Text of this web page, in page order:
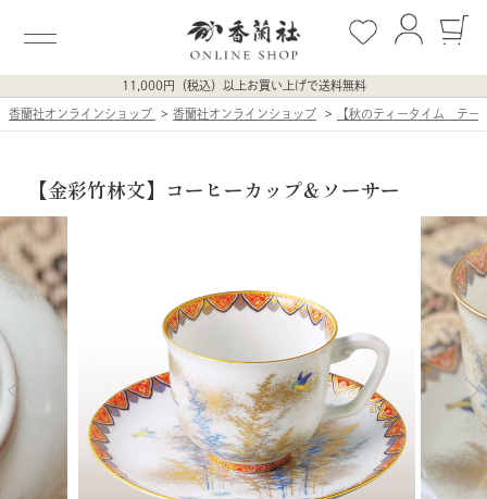
11,000円（税込）以上お買い上げで送料無料
香蘭社オンラインショップ 香蘭社オンラインショップ 【秋のティータイム テー
【金彩竹林文】コーヒーカップ＆ソーサー